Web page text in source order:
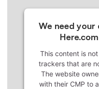
We need
This content is
trackers that are
The website
with their CMP to